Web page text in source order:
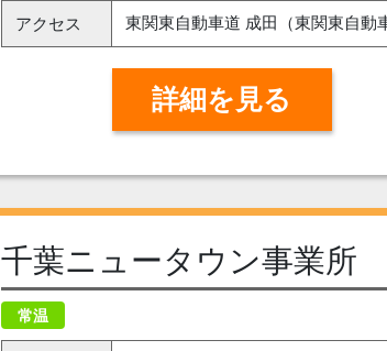
アクセス
詳細を見る
千葉ニュータウン事業所
常温